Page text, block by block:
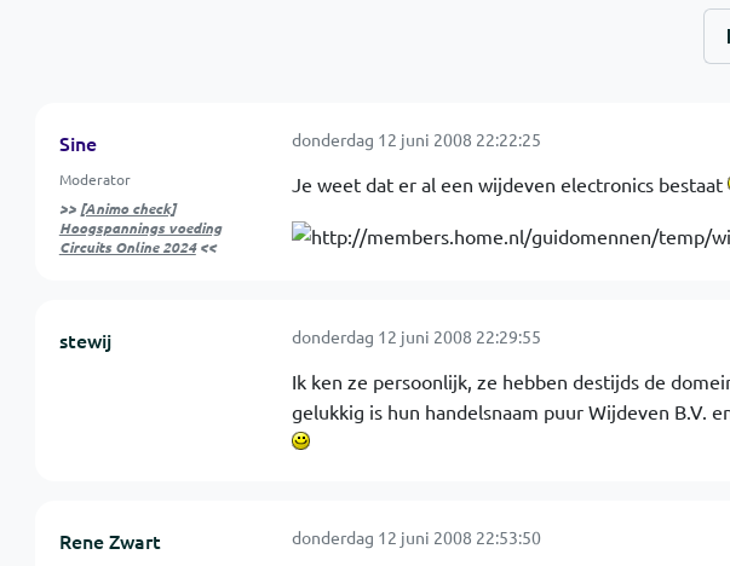
Sine
Moderator
>> [Animo check]
Hoogspannings voeding
Circuits Online 2024<<
donderdag 12 juni 2008 22:22:25
Je weet dat er al een wijdeven electronics bestaat
stewij donderdag 12 juni 2008 22:29:55
Ik ken ze persoonlijk, ze hebben destijds de
gelukkig is hun handelsnaam puur Wijdeven B.V.
Rene Zwart donderdag 12 juni 2008 22:53:50